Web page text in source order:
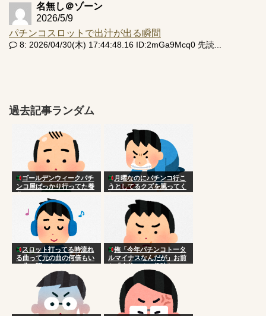
名無し＠ゾーン
2026/5/9
パチンコスロットで出汁が出る瞬間
8: 2026/04/30(木) 17:44:48.16 ID:2mGa9Mcq0 先読...
過去記事ランダム
ゴールデンウィークパチ
ンコ屋ばっかり行ってた養
分いるでしょ
月曜なのにパチンコ行こ
うとしてるクズを罵ってく
れ
スロット打ってる時流れ
る曲って元の曲の何倍もい
い曲に聞こえるよね
俺「今年パチンコトータ
ルマイナスなんだが」お前
ら「金捨てるの趣味な